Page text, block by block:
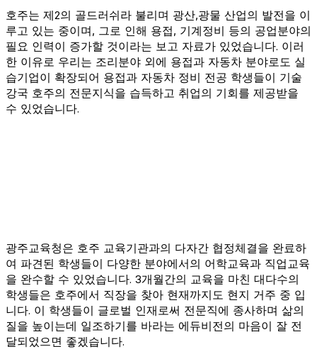
호주는 제2의 골드러쉬라 불리며 광산,광물 산업의 발전을 이
루고 있는 중이며, 그로 인해 용접, 기계정비 등의 공업분야의
필요 인력이 증가할 것이라는 보고 자료가 있었습니다. 이러
한 이유로 우리는 조리분야 외에 용접과 자동차 분야로도 실
습기업이 확장되어 용접과 자동차 정비 전공 학생들이 기술
강국 호주의 전문지식을 습득하고 취업의 기회를 제공받을
수 있었습니다.
광주교육청은 호주 교육기관과의 다자간 협정체결을 완료하
여 파견된 학생들이 다양한 분야에서의 어학교육과 직업교육
을 완수할 수 있었습니다. 3개월간의 교육을 마친 대다수의
학생들은 호주에서 직장을 찾아 현재까지도 현지 거주 중 입
니다. 이 학생들이 글로벌 인재로써 전문직에 종사하며 삶의
질을 높이는데 일조하기를 바라는 에듀비전의 마음이 잘 전
달되었으면 좋겠습니다.